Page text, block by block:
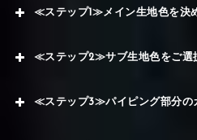
≪ステップ1≫メイン生地色を決
≪ステップ2≫サブ生地色をご選
≪ステップ3≫パイピング部分の